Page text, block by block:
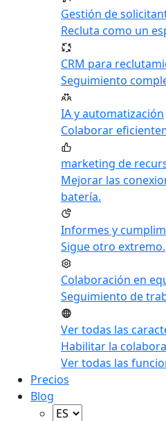
Gestión de
Recluta como un
CRM para
Seguimiento
IA y automatización
Colaborar
marketing de
Mejorar las
batería.
Informes y
Sigue otro extremo.
Colaboración en
Seguimiento de
Ver todas las
Habilitar la
Ver todas las
Precios
Blog